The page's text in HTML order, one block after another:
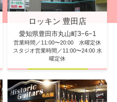
ロッキン 豊田店
愛知県豊田市丸山町3−6−1
営業時間／11:00〜20:00 水曜定休
スタジオ営業時間／11:00〜24:00 水
曜定休